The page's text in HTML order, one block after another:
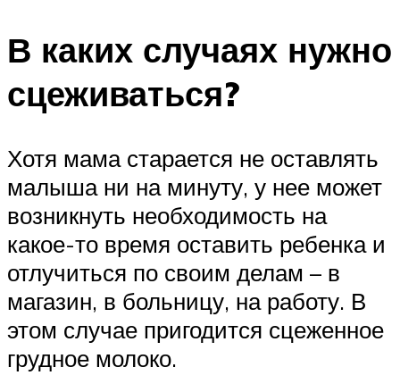
В каких случаях нужно
сцеживаться?
Хотя мама старается не оставлять
малыша ни на минуту, у нее может
возникнуть необходимость на
какое-то время оставить ребенка и
отлучиться по своим делам – в
магазин, в больницу, на работу. В
этом случае пригодится сцеженное
грудное молоко.